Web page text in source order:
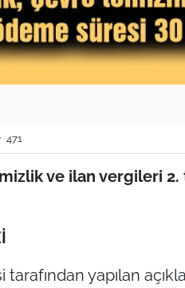
471
ve ilan vergileri
tarafından yapılan